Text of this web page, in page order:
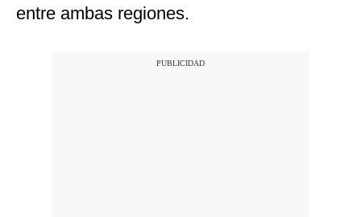
entre ambas regiones.